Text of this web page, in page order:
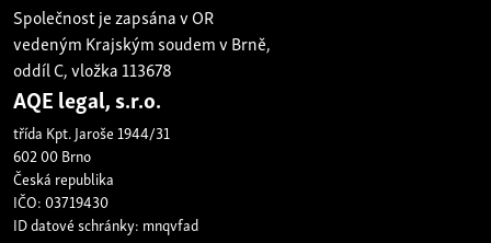
Společnost je zapsána v OR
vedeným Krajským soudem v Brně,
oddíl C, vložka 113678
AQE legal, s.r.o.
třída Kpt. Jaroše 1944/31
602 00 Brno
Česká republika
IČO: 03719430
ID datové schránky: mnqvfad